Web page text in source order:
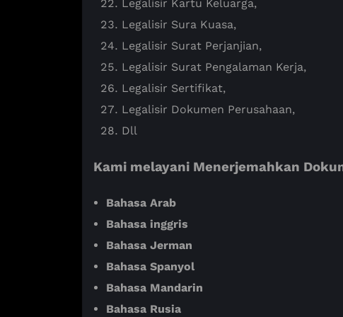
Legalisir Kartu Keluarga,
Legalisir Sura Kuasa,
Legalisir Surat Perjanjian,
Legalisir Surat Pengalaman Kerja,
Legalisir Sertifikat,
Legalisir Dokumen Perusahaan,
Dll
Kami melayani Menerjemahkan
Bahasa Arab
Bahasa inggris
Bahasa Jerman
Bahasa Spanyol
Bahasa Mandarin
Bahasa Rusia